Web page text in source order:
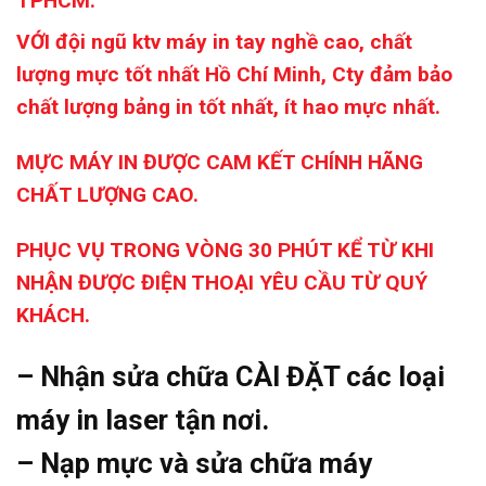
VỚI đội ngũ ktv máy in tay nghề cao, chất
lượng mực tốt nhất Hồ Chí Minh, Cty đảm bảo
chất lượng bảng in tốt nhất, ít hao mực nhất.
MỰC MÁY IN ĐƯỢC CAM KẾT CHÍNH HÃNG
CHẤT LƯỢNG CAO.
PHỤC VỤ TRONG VÒNG 30 PHÚT KỂ TỪ KHI
NHẬN ĐƯỢC ĐIỆN THOẠI YÊU CẦU TỪ QUÝ
KHÁCH.
– Nhận sửa chữa CÀI ĐẶT các loại
máy in laser tận nơi.
– Nạp mực và sửa chữa máy